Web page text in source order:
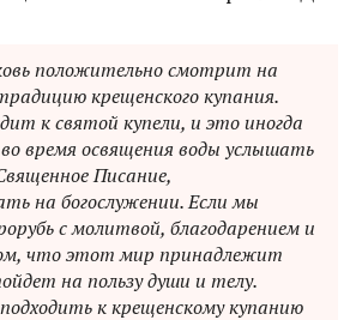
положительно смотрит на
крещенского купания.
к святой купели, и это иногда
время освящения воды услышать
Писание,
на богослужении. Если мы
с молитвой, благодарением и
что этот мир принадлежит
на пользу души и телу.
к крещенскому купанию